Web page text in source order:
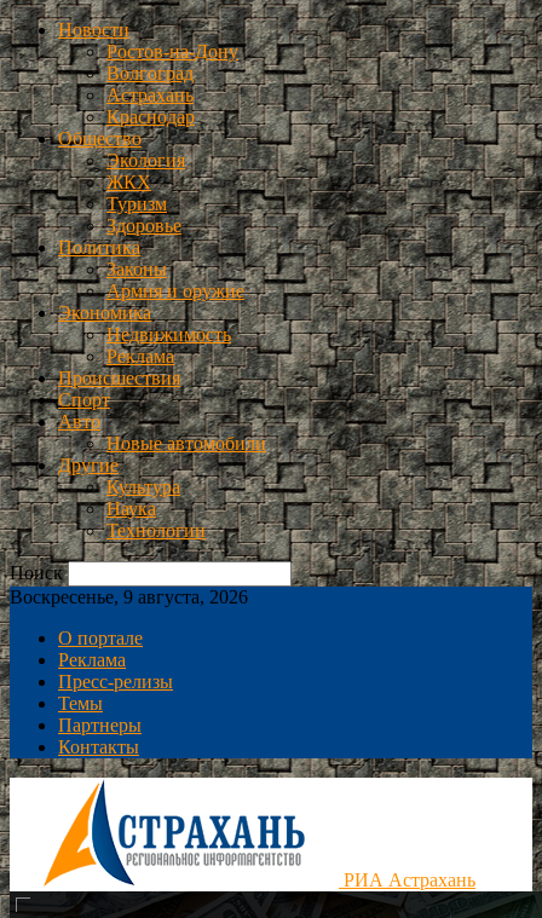
Новости
Ростов-на-Дону
Волгоград
Астрахань
Краснодар
Общество
Экология
ЖКХ
Туризм
Здоровье
Политика
Законы
Армия и оружие
Экономика
Недвижимость
Реклама
Происшествия
Спорт
Авто
Новые автомобили
Другие
Культура
Наука
Технологии
Поиск
Воскресенье, 9 августа, 2026
О портале
Реклама
Пресс-релизы
Темы
Партнеры
Контакты
РИА Астрахань